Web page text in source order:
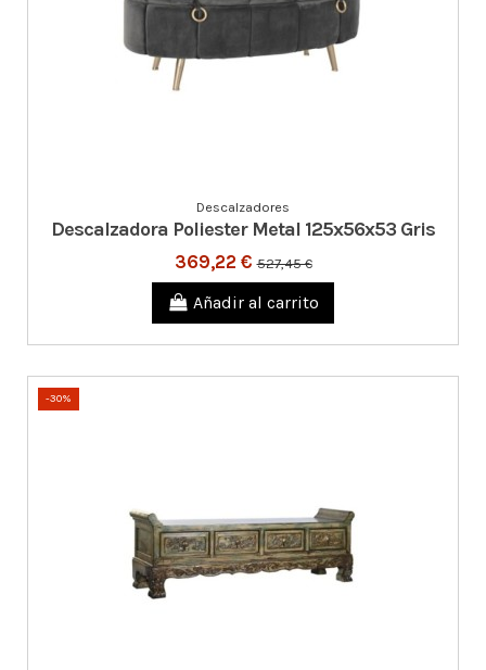
Descalzadores
Descalzadora Poliester Metal 125x56x53 Gris
369,22 €527,45 €
Añadir al carrito
-30%